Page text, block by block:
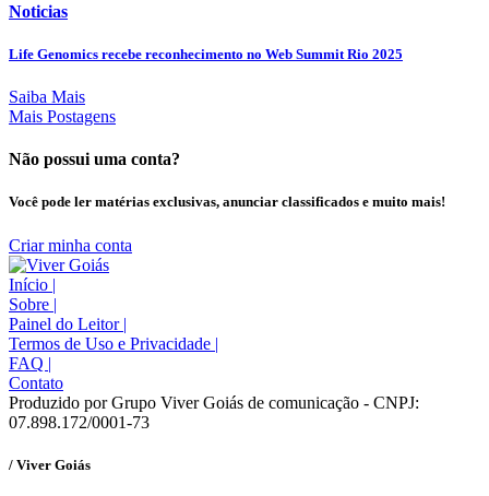
Noticias
Life Genomics recebe reconhecimento no Web Summit Rio 2025
Saiba Mais
Mais Postagens
Não possui uma conta?
Você pode ler matérias exclusivas, anunciar classificados e muito mais!
Criar minha conta
Início |
Sobre |
Painel do Leitor |
Termos de Uso e Privacidade |
FAQ |
Contato
Produzido por Grupo Viver Goiás de comunicação - CNPJ:
07.898.172/0001-73
/ Viver Goiás